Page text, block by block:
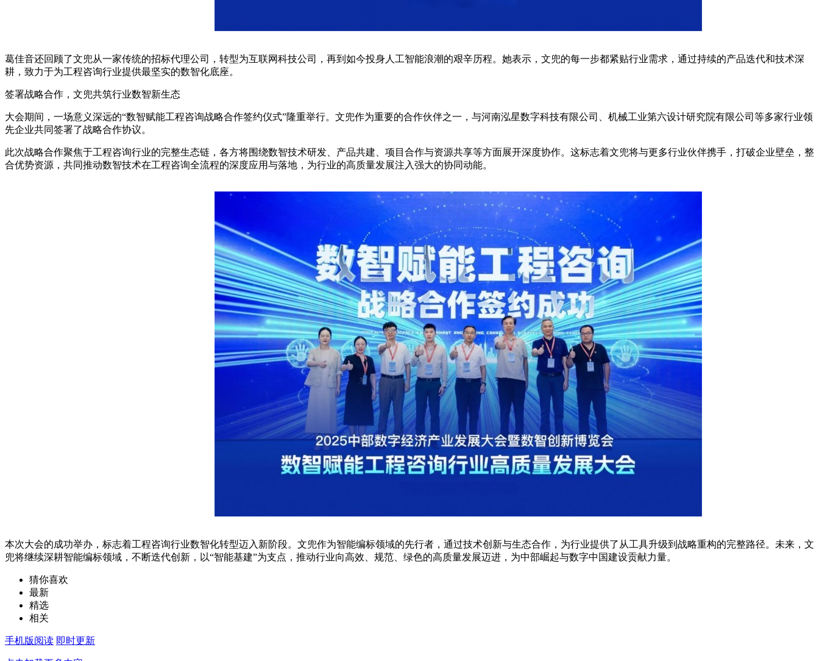
葛佳音还回顾了文兜从一家传统的招标代理公司，转型为互联网科技公司，再到如今投身人工智能浪潮的艰辛历程。她表示，文兜的每一步都紧贴行业需求，通过持续的产品迭代和技术深
耕，致力于为工程咨询行业提供最坚实的数智化底座。
签署战略合作，文兜共筑行业数智新生态
大会期间，一场意义深远的“数智赋能工程咨询战略合作签约仪式”隆重举行。文兜作为重要的合作伙伴之一，与河南泓星数字科技有限公司、机械工业第六设计研究院有限公司等多家行业领
先企业共同签署了战略合作协议。
此次战略合作聚焦于工程咨询行业的完整生态链，各方将围绕数智技术研发、产品共建、项目合作与资源共享等方面展开深度协作。这标志着文兜将与更多行业伙伴携手，打破企业壁垒，整
合优势资源，共同推动数智技术在工程咨询全流程的深度应用与落地，为行业的高质量发展注入强大的协同动能。
本次大会的成功举办，标志着工程咨询行业数智化转型迈入新阶段。文兜作为智能编标领域的先行者，通过技术创新与生态合作，为行业提供了从工具升级到战略重构的完整路径。未来，文
兜将继续深耕智能编标领域，不断迭代创新，以“智能基建”为支点，推动行业向高效、规范、绿色的高质量发展迈进，为中部崛起与数字中国建设贡献力量。
猜你喜欢
最新
精选
相关
手机版阅读 即时更新